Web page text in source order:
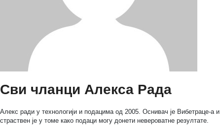
Сви чланци Алекса Рада
Алекс ради у технологији и подацима од 2005. Оснивач је Вибетраце-а и
страствен је у томе како подаци могу донети невероватне резултате.